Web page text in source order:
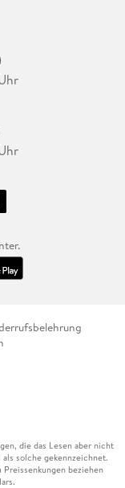
die das Lesen aber nicht
solche gekennzeichnet.
beziehen